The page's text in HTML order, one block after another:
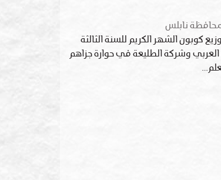
محافظة نابلس
كوبون الشهر الكريم للسنة الثالثة
العربي وشركة الطليعة في حوارة جزاهم